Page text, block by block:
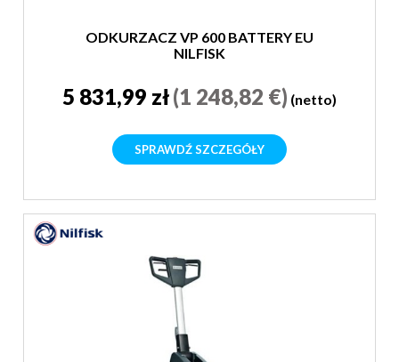
ODKURZACZ VP 600 BATTERY EU
NILFISK
5 831,99 zł(1 248,82 €) (netto)
SPRAWDŹ SZCZEGÓŁY